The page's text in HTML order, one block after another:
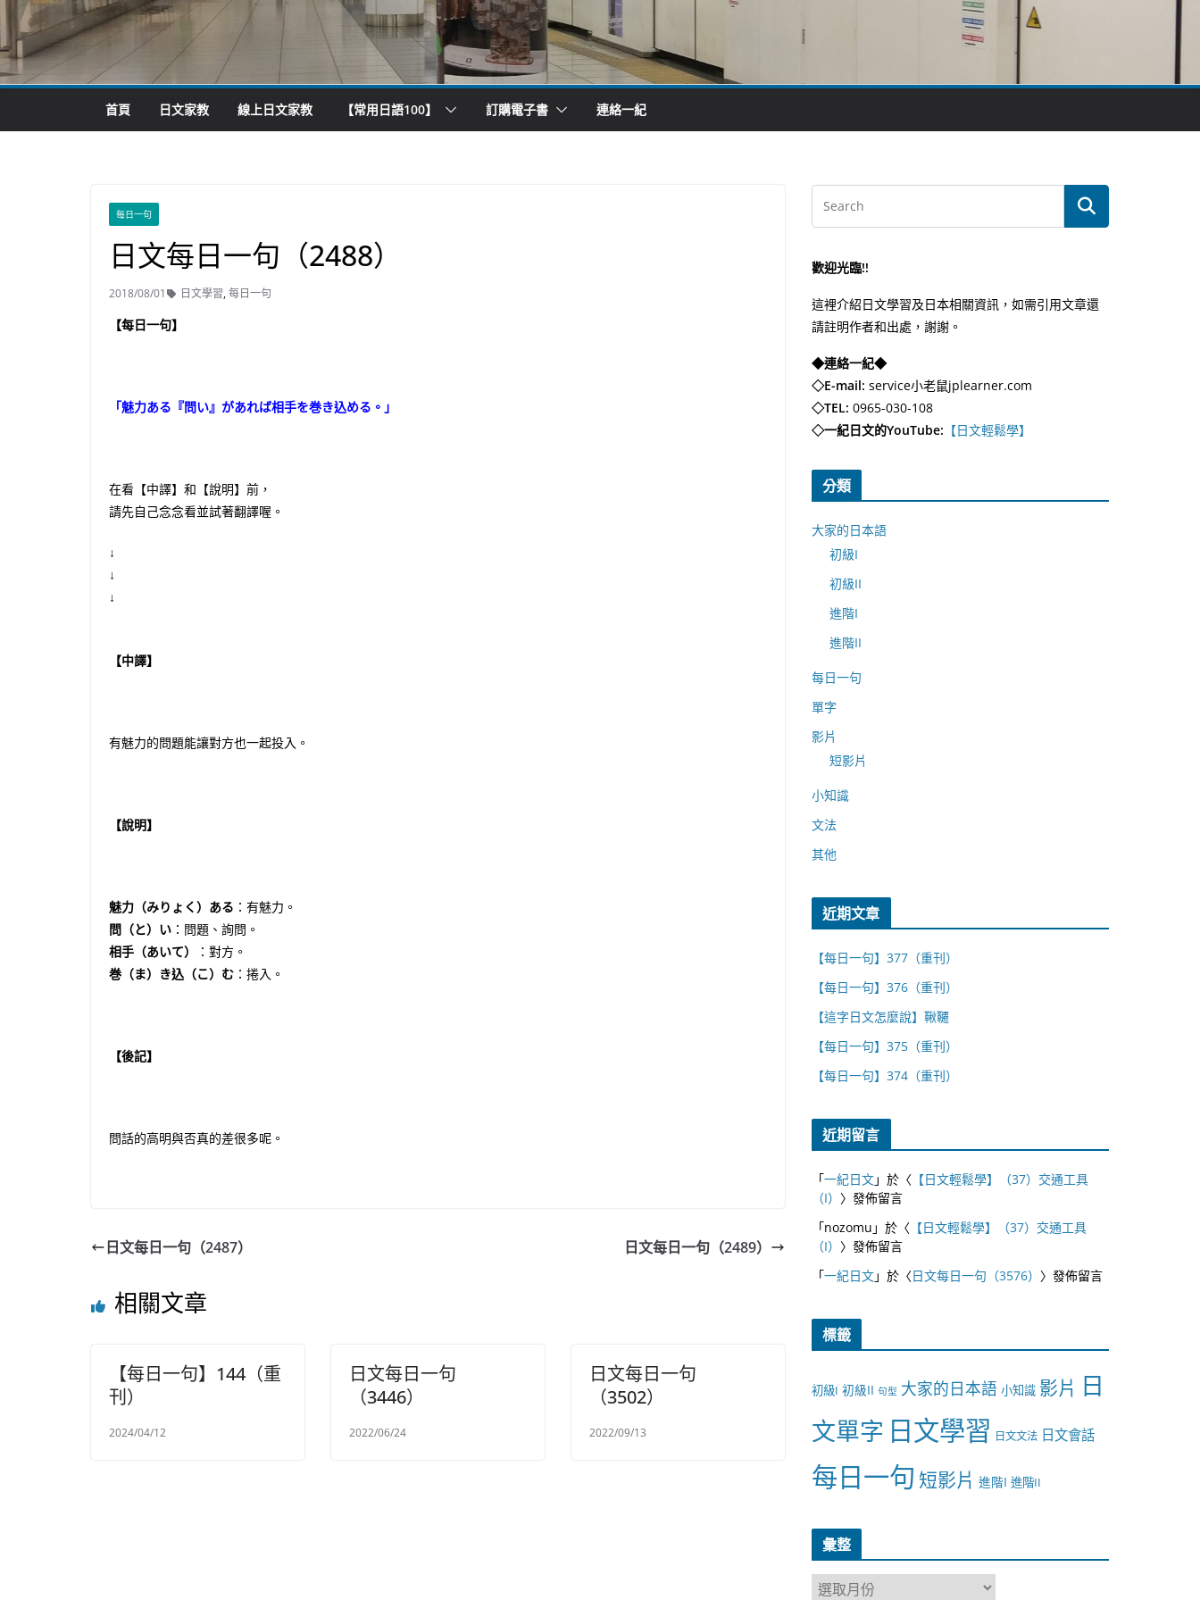
首頁 日文家教 線上日文家教 【常用日語100】 訂購電子書 連絡一紀
每日一句
日文每日一句（2488）
2018/08/01 日文學習,每日一句
【每日一句】
「魅力ある『問い』があれば相手を巻き込める。」
在看【中譯】和【說明】前，
請先自己念念看並試著翻譯喔。
↓
↓
↓
【中譯】
有魅力的問題能讓對方也一起投入。
【說明】
魅力（みりょく）ある ：有魅力。
問（と）い ：問題、詢問。
相手（あいて）
：對方。
巻（ま）き込（こ）む ：捲入。
【後記】
問話的高明與否真的差很多呢。
日文每日一句（2487） 日文每日一句（2489）
相關文章
【每日一句】144（重
刊）
2024/04/12
日文每日一句
（3446）
2022/06/24
日文每日一句
（3502）
2022/09/13
歡迎光臨!!
這裡介紹日文學習及日本相關資訊，如需引用文章還
請註明作者和出處，謝謝。
◆連絡一紀◆
◇E-mail: service小老鼠jplearner.com
◇TEL: 0965-030-108
◇一紀日文的YouTube: 【日文輕鬆學】
分類
大家的日本語
初級I
初級II
進階I
進階II
每日一句
單字
影片
短影片
小知識
文法
其他
近期文章
【每日一句】377（重刊）
【每日一句】376（重刊）
【這字日文怎麼說】鞦韆
【每日一句】375（重刊）
【每日一句】374（重刊）
近期留言
「一紀日文」於〈 【日文輕鬆學】（37）交通工具
（I） 〉發佈留言
「nozomu 」於〈 【日文輕鬆學】（37）交通工具
（I） 〉發佈留言
「一紀日文」於〈日文每日一句（3576） 〉發佈留言
標籤
初級I 初級II 句型 大家的日本語 小知識 影片 日
文單字 日文學習 日文文法 日文會話
每日一句 短影片 進階I 進階II
彙整
彙